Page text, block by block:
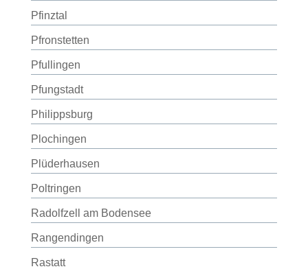
Pfinztal
Pfronstetten
Pfullingen
Pfungstadt
Philippsburg
Plochingen
Plüderhausen
Poltringen
Radolfzell am Bodensee
Rangendingen
Rastatt